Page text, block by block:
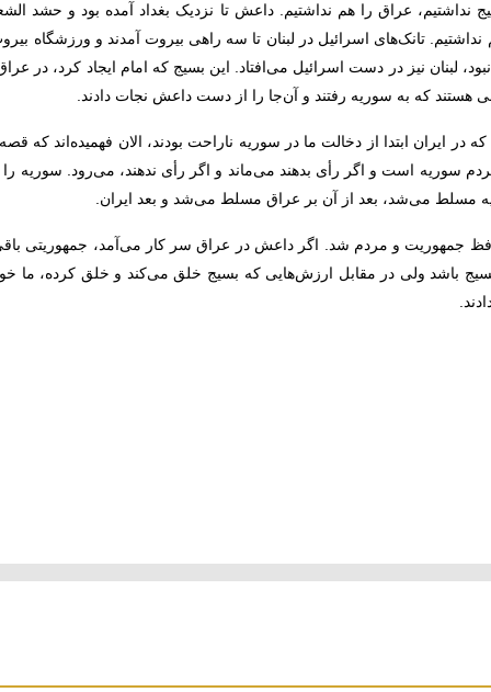
نداشتیم، عراق را هم نداشتیم. داعش تا نزدیک بغداد آمده بود و حشد
نداشتیم. تانک‌های اسرائیل در لبنان تا سه راهی بیروت آمدند و ورزشگاه
لبنان نیز در دست اسرائیل می‌افتاد. این بسیج که امام ایجاد کرد، در
هستند که به سوریه رفتند و آن‌جا را از دست داعش نجات دادند.
در ایران ابتدا از دخالت ما در سوریه ناراحت بودند، الان فهمیده‌اند که
سوریه است و اگر رأی بدهند می‌ماند و اگر رأی ندهند، می‌رود.
مسلط می‌شد، بعد از آن بر عراق مسلط می‌شد و بعد ایران.
جمهوریت و مردم شد. اگر داعش در عراق سر کار می‌آمد، جمهوریتی
باشد ولی در مقابل ارزش‌هایی که بسیج خلق می‌کند و خلق کرده، ما